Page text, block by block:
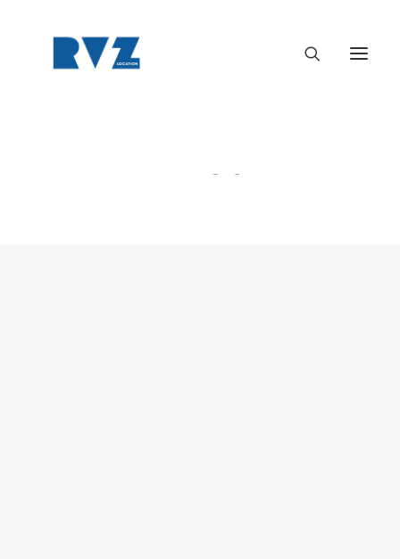
Canon EOS C70